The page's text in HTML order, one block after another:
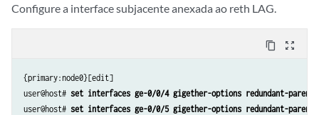
Configure a interface subjacente anexada ao reth LAG.
content_copy zoom_out_map
{primary:node0}[edit]
user@host# set interfaces ge-0/0/4 gigether-options redundant-parent
user@host# set interfaces ge-0/0/5 gigether-options redundant-parent